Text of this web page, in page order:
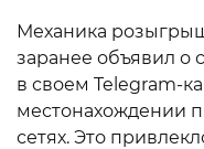
Механика
заранее объявил о
в своем Telegram-
местонахождении
сетях. Это